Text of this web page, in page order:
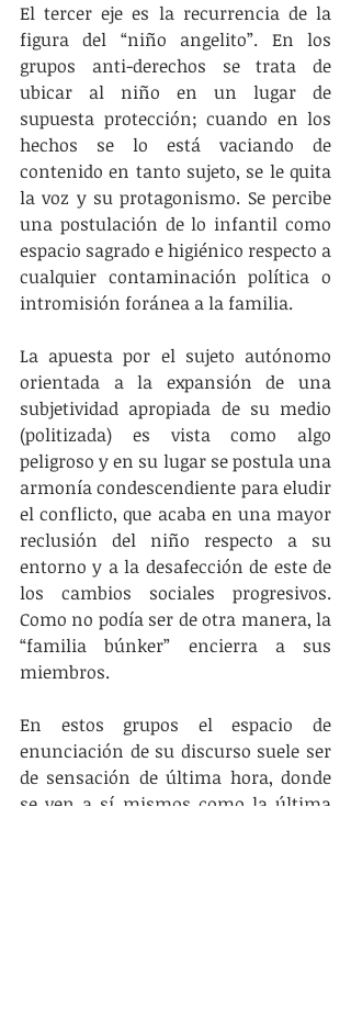
El tercer eje es la recurrencia de la
figura del “niño angelito”. En los
grupos anti-derechos se trata de
ubicar al niño en un lugar de
supuesta protección; cuando en los
hechos se lo está vaciando de
contenido en tanto sujeto, se le quita
la voz y su protagonismo. Se percibe
una postulación de lo infantil como
espacio sagrado e higiénico respecto a
cualquier contaminación política o
intromisión foránea a la familia.
La apuesta por el sujeto autónomo
orientada a la expansión de una
subjetividad apropiada de su medio
(politizada) es vista como algo
peligroso y en su lugar se postula una
armonía condescendiente para eludir
el conflicto, que acaba en una mayor
reclusión del niño respecto a su
entorno y a la desafección de este de
los cambios sociales progresivos.
Como no podía ser de otra manera, la
“familia búnker” encierra a sus
miembros.
En estos grupos el espacio de
enunciación de su discurso suele ser
de sensación de última hora, donde
se ven a sí mismos como la última